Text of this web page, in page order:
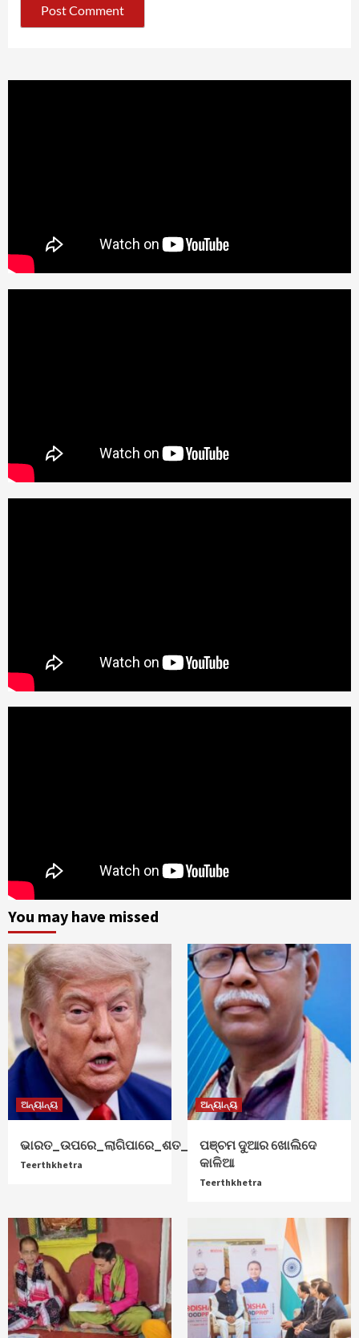
You may have missed
ଅନ୍ୟାନ୍ୟ
ଭାରତ_ଉପରେ_ଲାଗିପାରେ_ଶତ_ପ୍ରତିଶତ_ଟାରିଫ୍
Teerthkhetra
ଅନ୍ୟାନ୍ୟ
ପଞ୍ଚମ ଦୁଆର ଖୋଲିଦେ
କାଳିଆ
Teerthkhetra